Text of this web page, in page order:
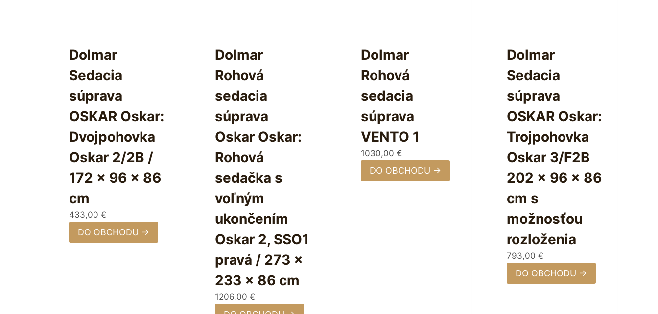
Dolmar
Sedacia
súprava
OSKAR Oskar:
Dvojpohovka
Oskar 2/2B /
172 x 96 x 86
cm
433,00 €
DO OBCHODU →
Dolmar
Rohová
sedacia
súprava
Oskar Oskar:
Rohová
sedačka s
voľným
ukončením
Oskar 2, SSO1
pravá / 273 x
233 x 86 cm
1206,00 €
Dolmar
Rohová
sedacia
súprava
VENTO 1
1030,00 €
DO OBCHODU →
Dolmar
Sedacia
súprava
OSKAR Oskar:
Trojpohovka
Oskar 3/F2B
202 x 96 x 86
cm s
možnosťou
rozloženia
793,00 €
DO OBCHODU →